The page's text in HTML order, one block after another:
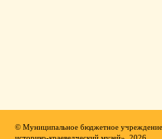
© Муниципальное бюджетное